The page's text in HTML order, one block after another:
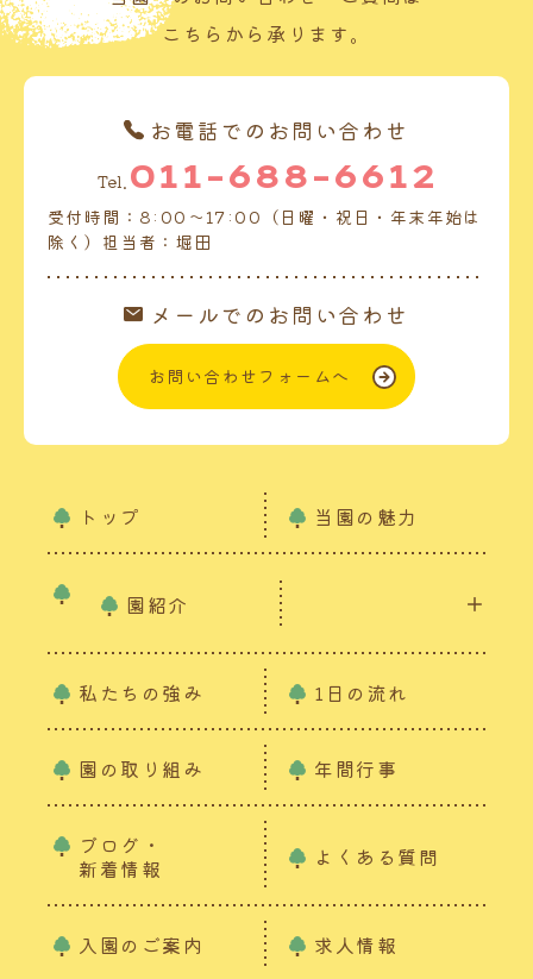
こちらから承ります。
お電話でのお問い合わせ
Tel. 011-688-6612
受付時間：8:00～17:00（日曜・祝日・年末年始は
除く）担当者：堀田
メールでのお問い合わせ
お問い合わせフォームへ
トップ 当園の魅力
園紹介
私たちの強み 1日の流れ
園の取り組み 年間行事
ブログ・
新着情報
よくある質問
入園のご案内 求人情報